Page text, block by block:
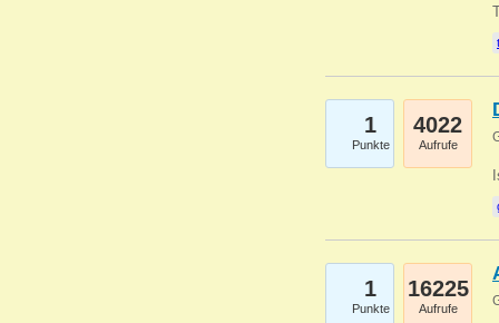
1
Punkte
4022
Aufrufe
1
Punkte
16225
Aufrufe